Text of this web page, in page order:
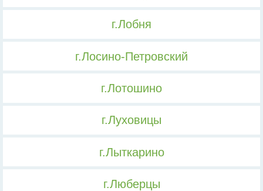
г.Лобня
г.Лосино-Петровский
г.Лотошино
г.Луховицы
г.Лыткарино
г.Люберцы